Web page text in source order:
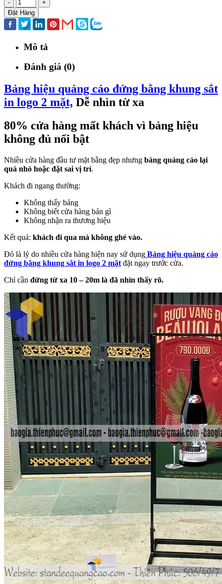
-
+
Đặt Hàng
Mô tả
Đánh giá (0)
Bảng hiệu quảng cáo đứng bằng khung sắt
in logo 2 mặt, Dễ nhìn từ xa
80% cửa hàng mất khách vì bảng hiệu
không đủ nổi bật
Nhiều cửa hàng đầu tư mặt bằng đẹp nhưng bảng quảng cáo lại
quá nhỏ hoặc đặt sai vị trí.
Khách đi ngang thường:
Không thấy bảng
Không biết cửa hàng bán gì
Không nhận ra thương hiệu
Kết quả: khách đi qua mà không ghé vào.
Đó là lý do nhiều cửa hàng hiện nay sử dụng Bảng hiệu quảng cáo
đứng bằng khung sắt in logo 2 mặt đặt ngay trước cửa.
Chỉ cần đứng từ xa 10 – 20m là đã nhìn thấy rõ.